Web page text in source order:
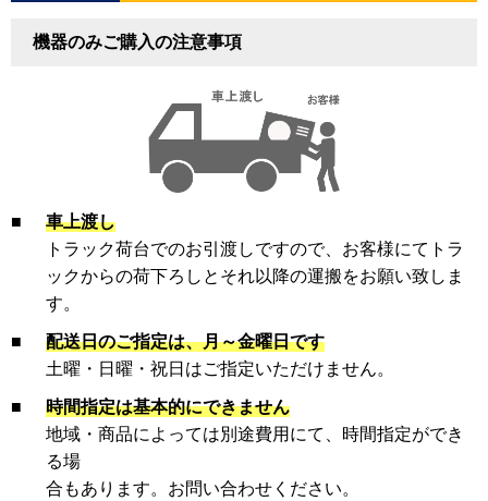
機器のみご購入の注意事項
■
車上渡し
トラック荷台でのお引渡しですので、お客様にてトラ
ックからの荷下ろしとそれ以降の運搬をお願い致しま
す。
■
配送日のご指定は、月～金曜日です
土曜・日曜・祝日はご指定いただけません。
■
時間指定は基本的にできません
地域・商品によっては別途費用にて、時間指定ができ
る場
合もあります。お問い合わせください。